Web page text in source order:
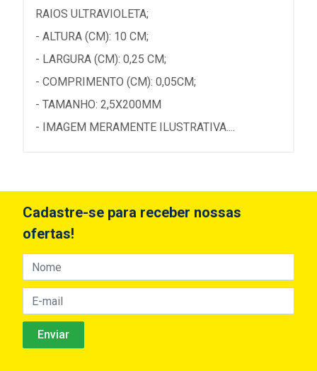
RAIOS ULTRAVIOLETA;
- ALTURA (CM): 10 CM;
- LARGURA (CM): 0,25 CM;
- COMPRIMENTO (CM): 0,05CM;
- TAMANHO: 2,5X200MM
- IMAGEM MERAMENTE ILUSTRATIVA....
Cadastre-se para receber nossas
ofertas!